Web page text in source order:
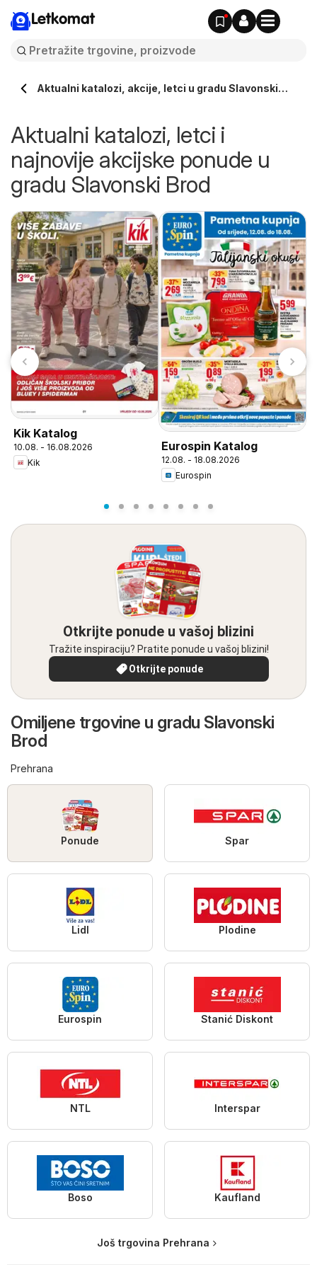
Letkomat
Aktualni katalozi, akcije, letci u gradu Slavonski
Aktualni katalozi, letci i
najnovije akcijske ponude u
gradu Slavonski Brod
Kik Katalog
10.08. - 16.08.2026
Kik
Eurospin Katalog
12.08. - 18.08.2026
Eurospin
Otkrijte ponude u vašoj blizini
Tražite inspiraciju? Pratite ponude u vašoj blizini!
Otkrijte ponude
Omiljene trgovine u gradu Slavonski
Brod
Prehrana
Ponude Spar
Lidl Plodine
Eurospin Stanić Diskont
NTL Interspar
Boso Kaufland
Još trgovina Prehrana